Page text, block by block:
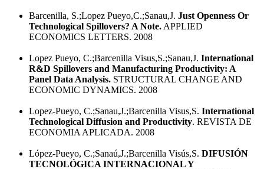
Barcenilla, S.;Lopez Pueyo,C.;Sanau,J. Just Openness Or
Technological Spillovers? A Note. APPLIED
ECONOMICS LETTERS. 2008
Lopez Pueyo, C.;Barcenilla Visus,S.;Sanau,J. International
R&D Spillovers and Manufacturing Productivity: A
Panel Data Analysis. STRUCTURAL CHANGE AND
ECONOMIC DYNAMICS. 2008
Lopez-Pueyo, C.;Sanau,J.;Barcenilla Visus,S. International
Technological Diffusion and Productivity. REVISTA DE
ECONOMIA APLICADA. 2008
López-Pueyo, C.;Sanaú,J.;Barcenilla Visús,S. DIFUSIÓN
TECNOLÓGICA INTERNACIONAL Y